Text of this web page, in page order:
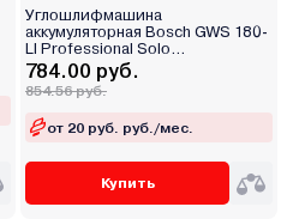
Углошлифмашина
аккумуляторная Bosch GWS 180-
LI Professional Solo
(0.601.9H9.022)
784.00 руб.
854.56 руб.
от 20 руб. руб./мес.
Купить